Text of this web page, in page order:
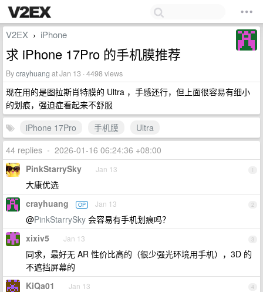
V2EX › iPhone
求 iPhone 17Pro 的手机膜推荐
Bycrayhuang at Jan 13 · 4498 views
现在用的是图拉斯肖特膜的 Ultra ，手感还行，但上面很容易有细小
的划痕，强迫症看起来不舒服
iPhone 17Pro
手机膜
Ultra
44 replies • 2026-01-16 06:24:36 +08:00
1
PinkStarrySky Jan 13
大康优选
2
crayhuang OP Jan 13
@PinkStarrySky 会容易有手机划痕吗？
3
xixiv5 Jan 13
同求，最好无 AR 性价比高的（很少强光环境用手机），3D 的
不遮挡屏幕的
4
KiQa01 Jan 13